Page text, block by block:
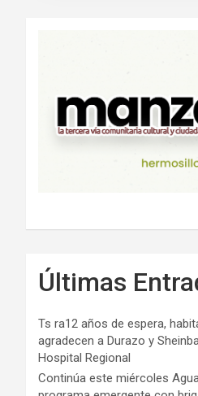
Últimas
Ts ra12 años de espera,
agradecen a Durazo y
Hospital Regional
Continúa este miércoles